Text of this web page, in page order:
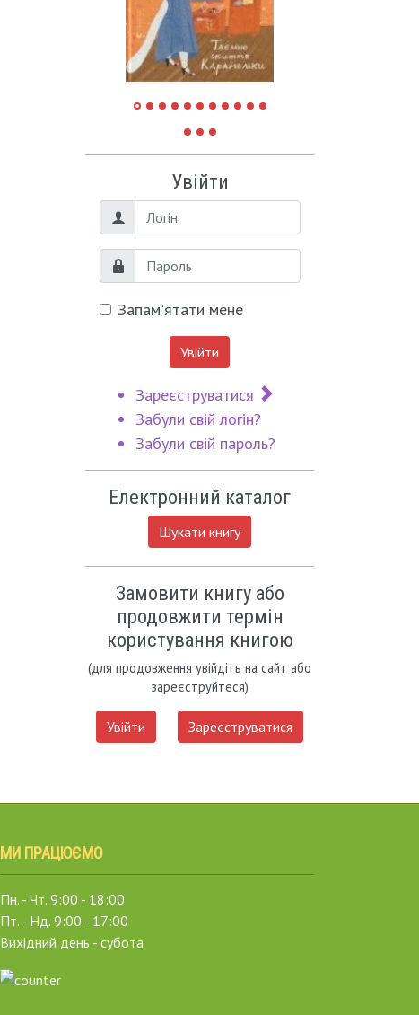
Увійти
Логін
Пароль
Запам'ятати мене
Увійти
Зареєструватися
Забули свій логін?
Забули свій пароль?
Електронний каталог
Шукати книгу
Замовити книгу або
продовжити термін
користування книгою
(для продовження увійдіть на сайт або
зареєструйтеся)
Увійти Зареєструватися
МИ ПРАЦЮЄМО
Пн. - Чт. 9:00 - 18:00
Пт. - Нд. 9:00 - 17:00
Вихідний день - субота